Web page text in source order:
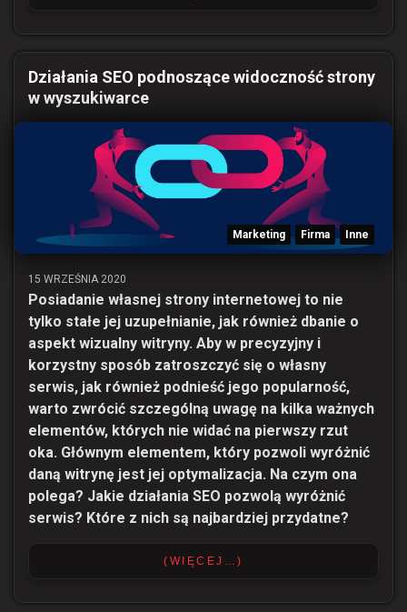
Działania SEO podnoszące widoczność strony
w wyszukiwarce
Marketing Firma Inne
15 WRZEŚNIA 2020
Posiadanie własnej strony internetowej to nie
tylko stałe jej uzupełnianie, jak również dbanie o
aspekt wizualny witryny. Aby w precyzyjny i
korzystny sposób zatroszczyć się o własny
serwis, jak również podnieść jego popularność,
warto zwrócić szczególną uwagę na kilka ważnych
elementów, których nie widać na pierwszy rzut
oka. Głównym elementem, który pozwoli wyróżnić
daną witrynę jest jej optymalizacja. Na czym ona
polega? Jakie działania SEO pozwolą wyróżnić
serwis? Które z nich są najbardziej przydatne?
(WIĘCEJ…)